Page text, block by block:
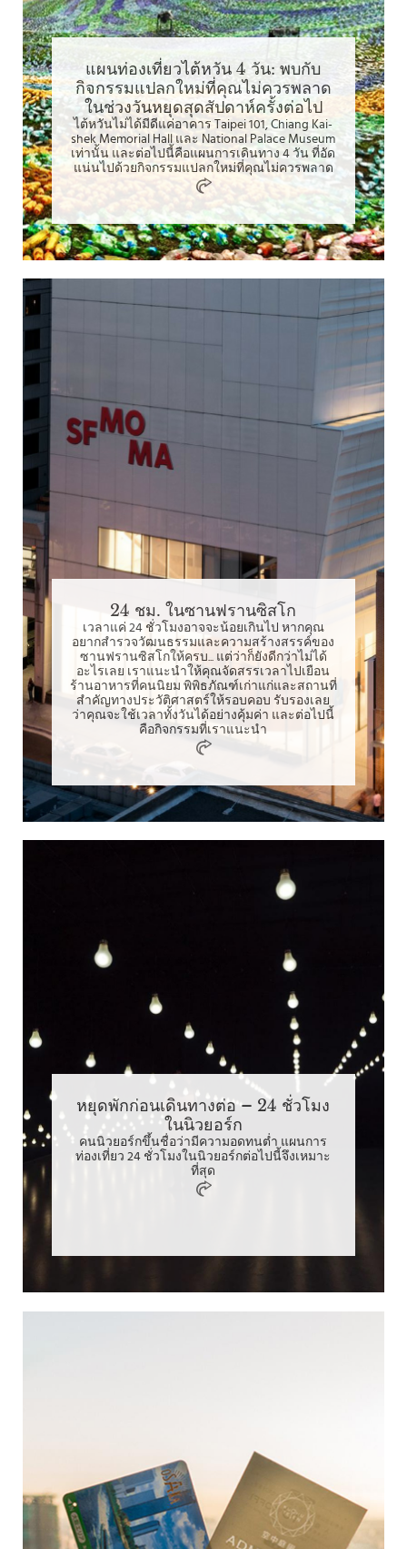
แผนท่องเที่ยวไต้หวัน 4 วัน: พบกับ
กิจกรรมแปลกใหม่ที่คุณไม่ควรพลาด
ในช่วงวันหยุดสุดสัปดาห์ครั้งต่อไป
ไต้หวันไม่ได้มีดีแค่อาคาร Taipei 101, Chiang Kai-
shek Memorial Hall และ National Palace Museum
เท่านั้น และต่อไปนี้คือแผนการเดินทาง 4 วัน ที่อัด
แน่นไปด้วยกิจกรรมแปลกใหม่ที่คุณไม่ควรพลาด
24 ชม. ในซานฟรานซิสโก
เวลาแค่ 24 ชั่วโมงอาจจะน้อยเกินไป หากคุณ
อยากสำรวจวัฒนธรรมและความสร้างสรรค์ของ
ซานฟรานซิสโกให้ครบ... แต่ว่าก็ยังดีกว่าไม่ได้
อะไรเลย เราแนะนำให้คุณจัดสรรเวลาไปเยือน
ร้านอาหารที่คนนิยม พิพิธภัณฑ์เก่าแก่และสถานที่
สำคัญทางประวัติศาสตร์ให้รอบคอบ รับรองเลย
ว่าคุณจะใช้เวลาทั้งวันได้อย่างคุ้มค่า และต่อไปนี้
คือกิจกรรมที่เราแนะนำ
หยุดพักก่อนเดินทางต่อ – 24 ชั่วโมง
ในนิวยอร์ก
คนนิวยอร์กขึ้นชื่อว่ามีความอดทนต่ำ แผนการ
ท่องเที่ยว 24 ชั่วโมงในนิวยอร์กต่อไปนี้จึงเหมาะ
ที่สุด